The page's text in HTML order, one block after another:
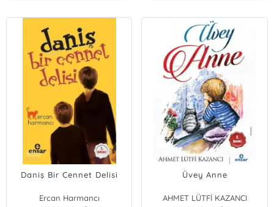
Daniş Bir Cennet Delisi
Ercan Harmancı
Üvey Anne
AHMET LÜTFİ KAZANCI